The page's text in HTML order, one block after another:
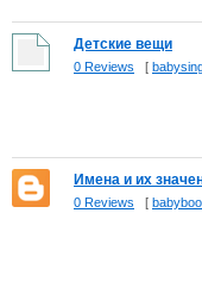
Детские вещи
0 Reviews [
Имена и их
0 Reviews [